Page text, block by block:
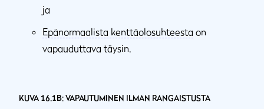
ja
Epänormaalista kenttäolosuhteesta on
vapauduttava täysin.
KUVA 16.1B: VAPAUTUMINEN ILMAN RANGAISTUSTA